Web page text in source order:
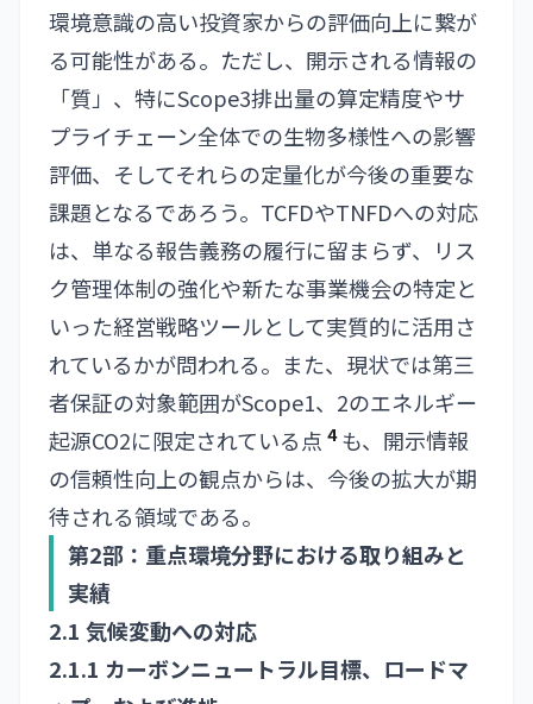
環境意識の高い投資家からの評価向上に繋が
る可能性がある。ただし、開示される情報の
「質」、特にScope3排出量の算定精度やサ
プライチェーン全体での生物多様性への影響
評価、そしてそれらの定量化が今後の重要な
課題となるであろう。TCFDやTNFDへの対応
は、単なる報告義務の履行に留まらず、リス
ク管理体制の強化や新たな事業機会の特定と
いった経営戦略ツールとして実質的に活用さ
れているかが問われる。また、現状では第三
者保証の対象範囲がScope1、2のエネルギー
起源CO2に限定されている点 4も、開示情報
の信頼性向上の観点からは、今後の拡大が期
待される領域である。
第2部：重点環境分野における取り組みと
実績
2.1 気候変動への対応
2.1.1 カーボンニュートラル目標、ロードマ